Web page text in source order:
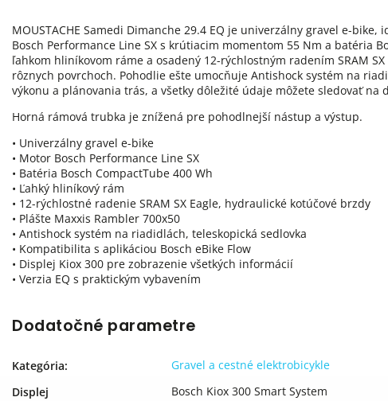
MOUSTACHE Samedi Dimanche 29.4 EQ je univerzálny gravel e-
Bosch Performance Line SX s krútiacim momentom 55 Nm a batéria
ľahkom hliníkovom ráme a osadený 12-rýchlostným radením SRAM
rôznych povrchoch. Pohodlie ešte umocňuje Antishock systém na
výkonu a plánovania trás, a všetky dôležité údaje môžete sledovať na
Horná rámová trubka je znížená pre pohodlnejší nástup a výstup.
• Univerzálny gravel e-bike
• Motor Bosch Performance Line SX
• Batéria Bosch CompactTube 400 Wh
• Ľahký hliníkový rám
• 12-rýchlostné radenie SRAM SX Eagle, hydraulické kotúčové brzdy
• Plášte Maxxis Rambler 700x50
• Antishock systém na riadidlách, teleskopická sedlovka
• Kompatibilita s aplikáciou Bosch eBike Flow
• Displej Kiox 300 pre zobrazenie všetkých informácií
• Verzia EQ s praktickým vybavením
Dodatočné parametre
Kategória:
Gravel a cestné elektrobicykle
Displej
Bosch Kiox 300 Smart System